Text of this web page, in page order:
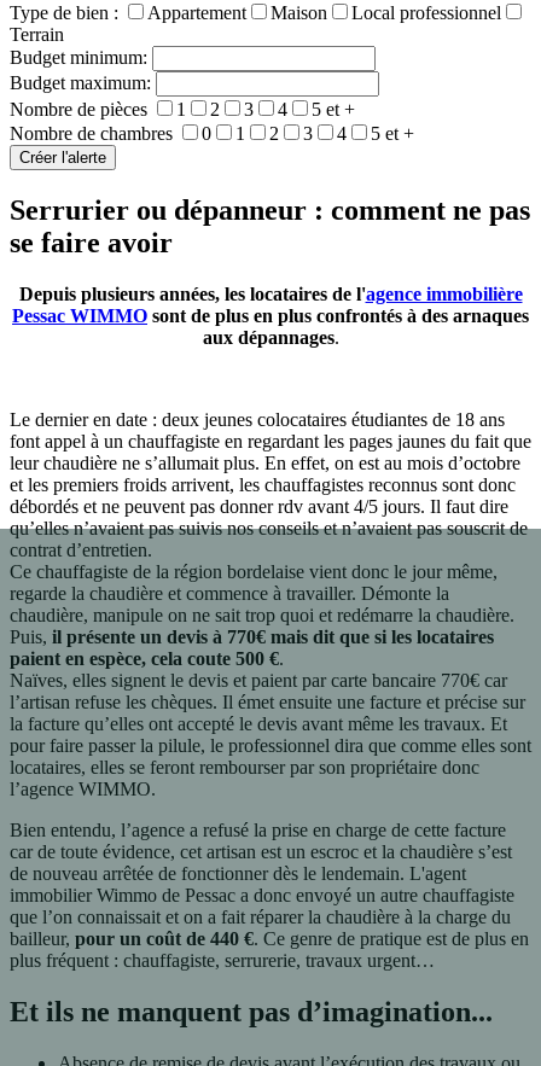
Type de bien :
Appartement Maison
Local professionnel
Terrain
Budget minimum:
Budget maximum:
Nombre de pièces
1 2 3 4
5 et +
Nombre de chambres
0 1 2 3 4 5 et +
Serrurier ou dépanneur : comment ne pas
se faire avoir
Depuis plusieurs années, les locataires de l'agence immobilière
Pessac WIMMO sont de plus en plus confrontés à des arnaques
aux dépannages.
Le dernier en date : deux jeunes colocataires étudiantes de 18 ans
font appel à un chauffagiste en regardant les pages jaunes du fait que
leur chaudière ne s’allumait plus. En effet, on est au mois d’octobre
et les premiers froids arrivent, les chauffagistes reconnus sont donc
débordés et ne peuvent pas donner rdv avant 4/5 jours. Il faut dire
qu’elles n’avaient pas suivis nos conseils et n’avaient pas souscrit de
contrat d’entretien.
Ce chauffagiste de la région bordelaise vient donc le jour même,
regarde la chaudière et commence à travailler. Démonte la
chaudière, manipule on ne sait trop quoi et redémarre la chaudière.
Puis, il présente un devis à 770€ mais dit que si les locataires
paient en espèce, cela coute 500 €.
Naïves, elles signent le devis et paient par carte bancaire 770€ car
l’artisan refuse les chèques. Il émet ensuite une facture et précise sur
la facture qu’elles ont accepté le devis avant même les travaux. Et
pour faire passer la pilule, le professionnel dira que comme elles sont
locataires, elles se feront rembourser par son propriétaire donc
l’agence WIMMO.
Bien entendu, l’agence a refusé la prise en charge de cette facture
car de toute évidence, cet artisan est un escroc et la chaudière s’est
de nouveau arrêtée de fonctionner dès le lendemain. L'agent
immobilier Wimmo de Pessac a donc envoyé un autre chauffagiste
que l’on connaissait et on a fait réparer la chaudière à la charge du
bailleur, pour un coût de 440 €. Ce genre de pratique est de plus en
plus fréquent : chauffagiste, serrurerie, travaux urgent…
Et ils ne manquent pas d’imagination...